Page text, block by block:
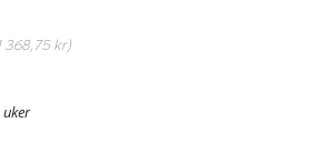
368,75 kr)
uker